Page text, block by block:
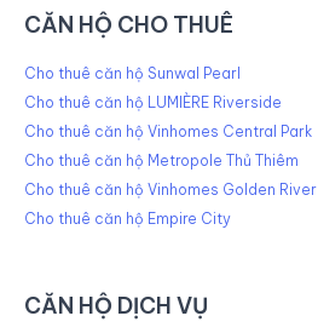
CĂN HỘ CHO THUÊ
Cho thuê căn hộ Sunwal Pearl
Cho thuê căn hộ LUMIÈRE Riverside
Cho thuê căn hộ Vinhomes Central Park
Cho thuê căn hộ Metropole Thủ Thiêm
Cho thuê căn hộ Vinhomes Golden River
Cho thuê căn hộ Empire City
CĂN HỘ DỊCH VỤ